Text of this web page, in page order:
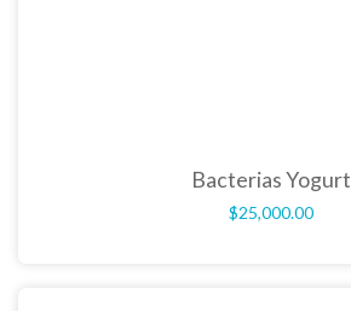
Bacterias Yogurt
$25,000.00